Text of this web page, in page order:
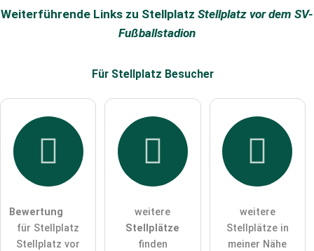
öffentliche Frage stellen Abbrechen
Besucher sichtbar.
Klicken Sie hier um eineindividuelle Fragean den
Weiterführende Links zu Stellplatz Stellplatz vor dem SV-
Fußballstadion
Für Stellplatz Besucher
Bewertung
für Stellplatz
Stellplatz vor
weitere
Stellplätze
finden
weitere
Stellplätze in
meiner Nähe